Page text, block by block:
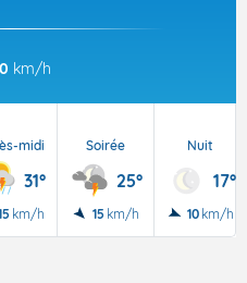
km/h
midi
31°
km/h
Soirée
25°
15 km/h
Nuit
17°
10 km/h